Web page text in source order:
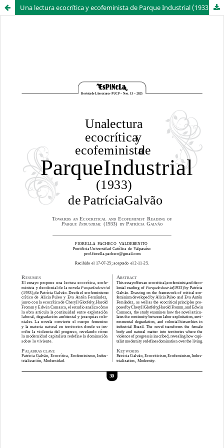
Una lectura ecocrítica y ecofeminista de Parque Industrial (1933) de Patrícia Galvão